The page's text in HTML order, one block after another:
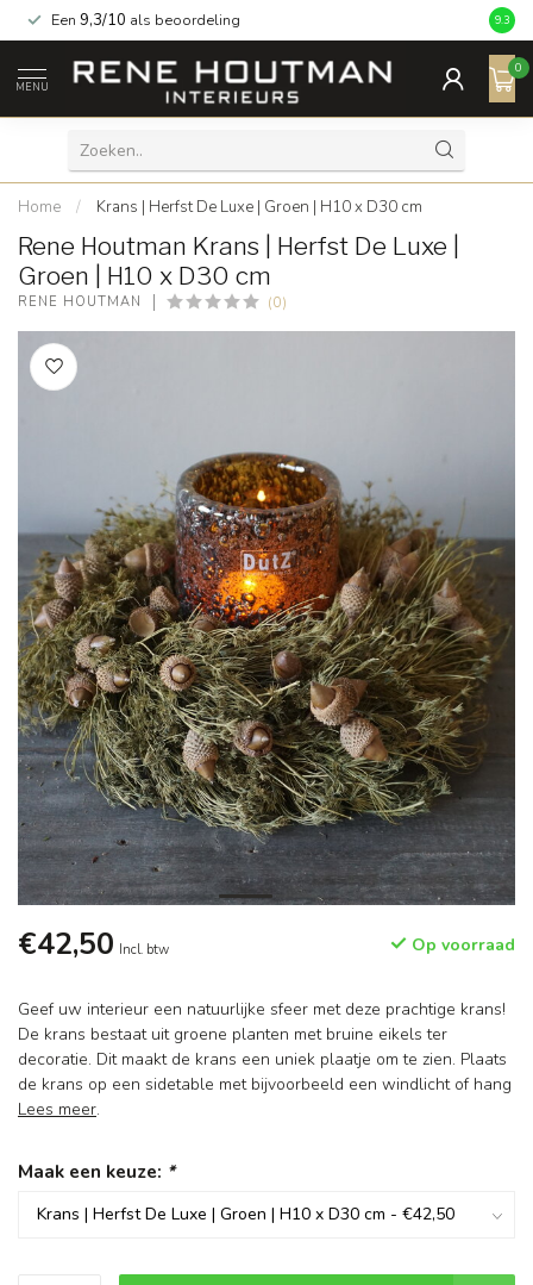
Een 9,3/10 als beoordeling 9.3
MENU
0
Home / Krans | Herfst De Luxe | Groen | H10 x D30 cm
Rene Houtman Krans | Herfst De Luxe |
Groen | H10 x D30 cm
RENE HOUTMAN (0)
€42,50 Incl. btw Op voorraad
Geef uw interieur een natuurlijke sfeer met deze prachtige krans!
De krans bestaat uit groene planten met bruine eikels ter
decoratie. Dit maakt de krans een uniek plaatje om te zien. Plaats
de krans op een sidetable met bijvoorbeeld een windlicht of hang
Lees meer.
Maak een keuze: *